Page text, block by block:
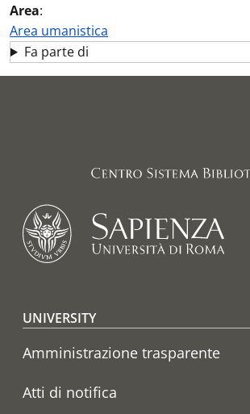
Area:
Area umanistica
Fa parte di
Footer menu
UNIVERSITY
Amministrazione trasparente
Atti di notifica